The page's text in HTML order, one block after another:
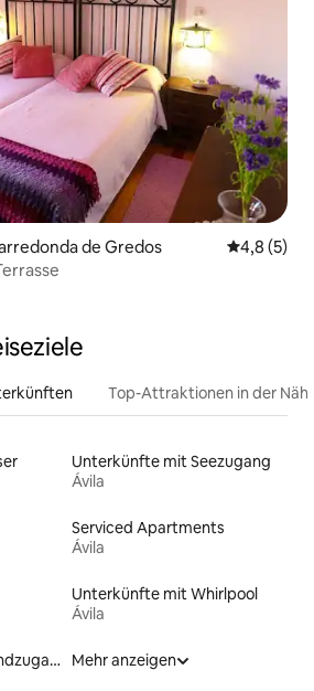
de Gredos
4,8 (5)
Top-Attraktionen in der
Unterkünfte mit Seezugang
Ávila
Serviced Apartments
Ávila
Unterkünfte mit Whirlpool
Ávila
Unterkünfte mit Strandzugang
Mehr anzeigen